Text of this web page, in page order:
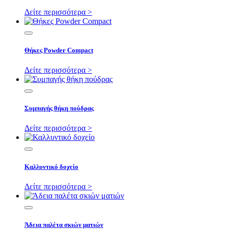
Δείτε περισσότερα >
Θήκες Powder Compact
Δείτε περισσότερα >
Συμπαγής θήκη πούδρας
Δείτε περισσότερα >
Καλλυντικό δοχείο
Δείτε περισσότερα >
Άδεια παλέτα σκιών ματιών